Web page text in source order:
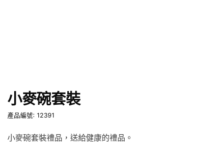
小麥碗套裝
產品編號: 12391
小麥碗套裝禮品，送給健康的禮品。